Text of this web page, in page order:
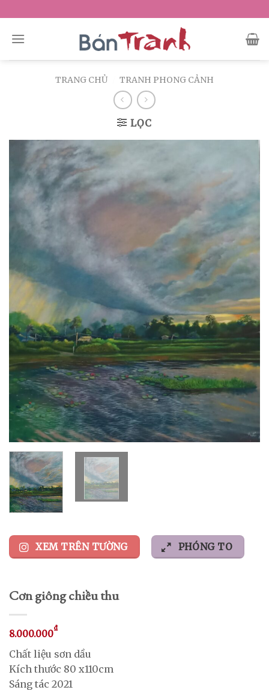
to
content
TRANG CHỦ TRANH PHONG CẢNH
LỌC
XEM TRÊN TƯỜNG PHÓNG TO
Cơn giông chiều thu
8.000.000₫
Chất liệu sơn dầu
Kích thước 80 x110cm
Sáng tác 2021